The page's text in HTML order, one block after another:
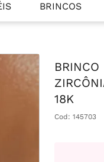
BRINCOS
BRINCO
18K
Cod: 145703